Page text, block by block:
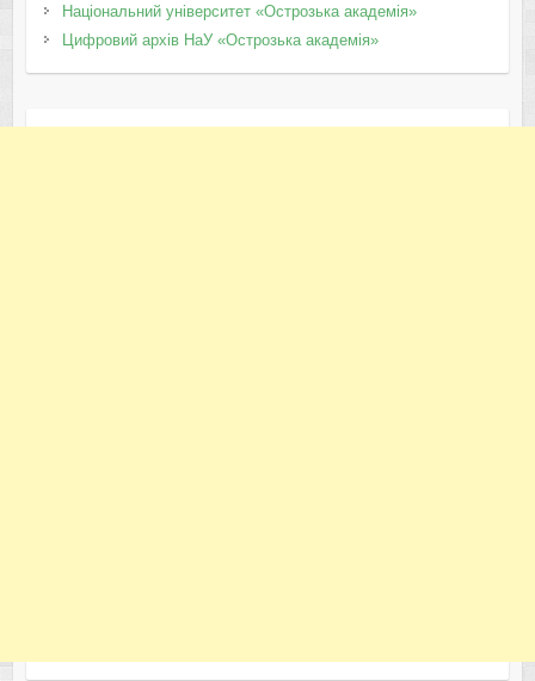
Національний університет «Острозька академія»
Цифровий архів НаУ «Острозька академія»